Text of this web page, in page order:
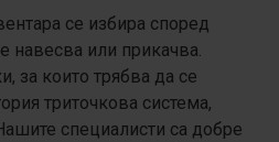
се избира според
навесва или прикачва.
за които трябва да се
триточкова система,
специалисти са добре